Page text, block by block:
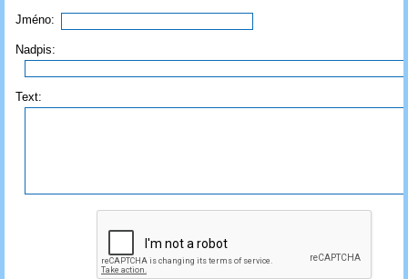
Jméno:
Nadpis:
Text: